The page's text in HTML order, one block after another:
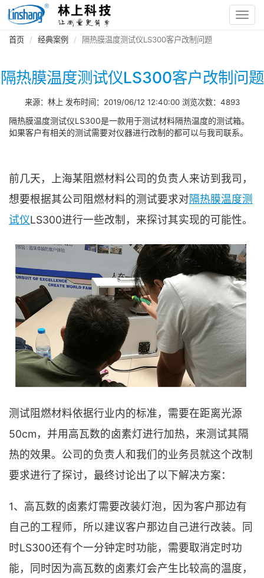
首页 经典案例 隔热膜温度测试仪LS300客户改制问题
隔热膜温度测试仪LS300客户改制问题
来源：林上 发布时间：2019/06/12 12:40:00 浏览次数：4893
隔热膜温度测试仪LS300是一款用于测试材料隔热温度的测试箱。
如果客户有相关的测试需要对仪器进行改制的都可以与我司联系。
前几天，上海某阻燃材料公司的负责人来访到我司，
想要根据其公司阻燃材料的测试要求对隔热膜温度测
试仪LS300进行一些改制，来探讨其实现的可能性。
测试阻燃材料依据行业内的标准，需要在距离光源
50cm，并用高瓦数的卤素灯进行加热，来测试其隔
热的效果。公司的负责人和我们的业务员就这个改制
要求进行了探讨，最终讨论出了以下解决方案：
1、高瓦数的卤素灯需要改装灯泡，因为客户那边有
自己的工程师，所以建议客户那边自己进行改装。同
时LS300还有个一分钟定时功能，需要取消定时功
能，同时因为高瓦数的卤素灯会产生比较高的温度，